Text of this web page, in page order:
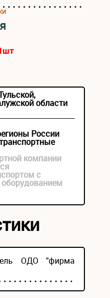
шт
области
России
компании
с
ОДО "фирма